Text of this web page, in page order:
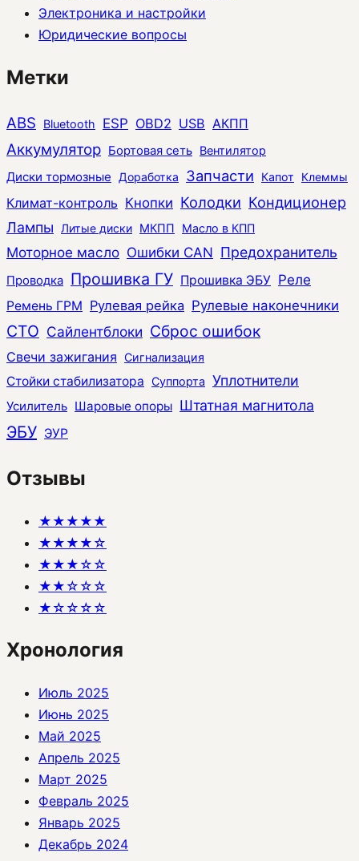
Электроника и настройки
Юридические вопросы
Метки
ABS Bluetooth ESP OBD2 USB АКПП
Аккумулятор Бортовая сеть Вентилятор
Диски тормозные Доработка Запчасти Капот Клеммы
Климат-контроль Кнопки Колодки Кондиционер
Лампы Литые диски МКПП Масло в КПП
Моторное масло Ошибки CAN Предохранитель
Проводка Прошивка ГУ Прошивка ЭБУ Реле
Ремень ГРМ Рулевая рейка Рулевые наконечники
СТО Сайлентблоки Сброс ошибок
Свечи зажигания Сигнализация
Стойки стабилизатора Суппорта Уплотнители
Усилитель Шаровые опоры Штатная магнитола
ЭБУ ЭУР
Отзывы
★★★★★
★★★★☆
★★★☆☆
★★☆☆☆
★☆☆☆☆
Хронология
Июль 2025
Июнь 2025
Май 2025
Апрель 2025
Март 2025
Февраль 2025
Январь 2025
Декабрь 2024